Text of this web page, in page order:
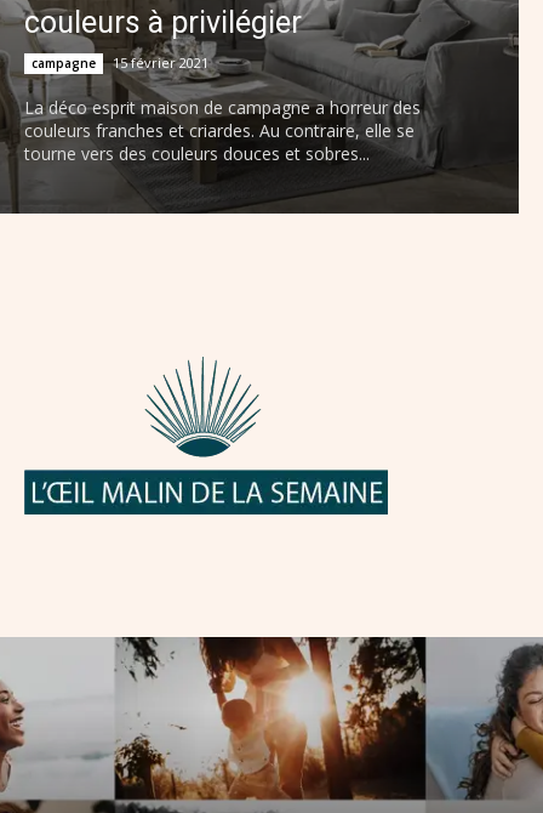
couleurs à privilégier
campagne 15 février 2021
La déco esprit maison de campagne a horreur des
couleurs franches et criardes. Au contraire, elle se
tourne vers des couleurs douces et sobres...